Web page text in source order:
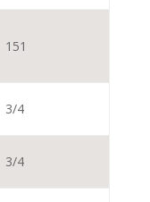
151
3/4
3/4